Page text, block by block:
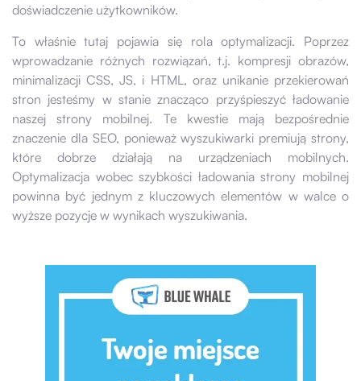
doświadczenie użytkowników.
To właśnie tutaj pojawia się rola optymalizacji. Poprzez
wprowadzanie różnych rozwiązań, t.j. kompresji obrazów,
minimalizacji CSS, JS, i HTML, oraz unikanie przekierowań
stron jesteśmy w stanie znacząco przyśpieszyć ładowanie
naszej strony mobilnej. Te kwestie mają bezpośrednie
znaczenie dla SEO, ponieważ wyszukiwarki premiują strony,
które dobrze działają na urządzeniach mobilnych.
Optymalizacja wobec szybkości ładowania strony mobilnej
powinna być jednym z kluczowych elementów w walce o
wyższe pozycje w wynikach wyszukiwania.